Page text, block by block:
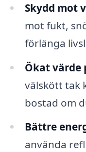
Skydd mot
mot fukt,
förlänga
Ökat värde
välskött tak
bostad om
Bättre
använda